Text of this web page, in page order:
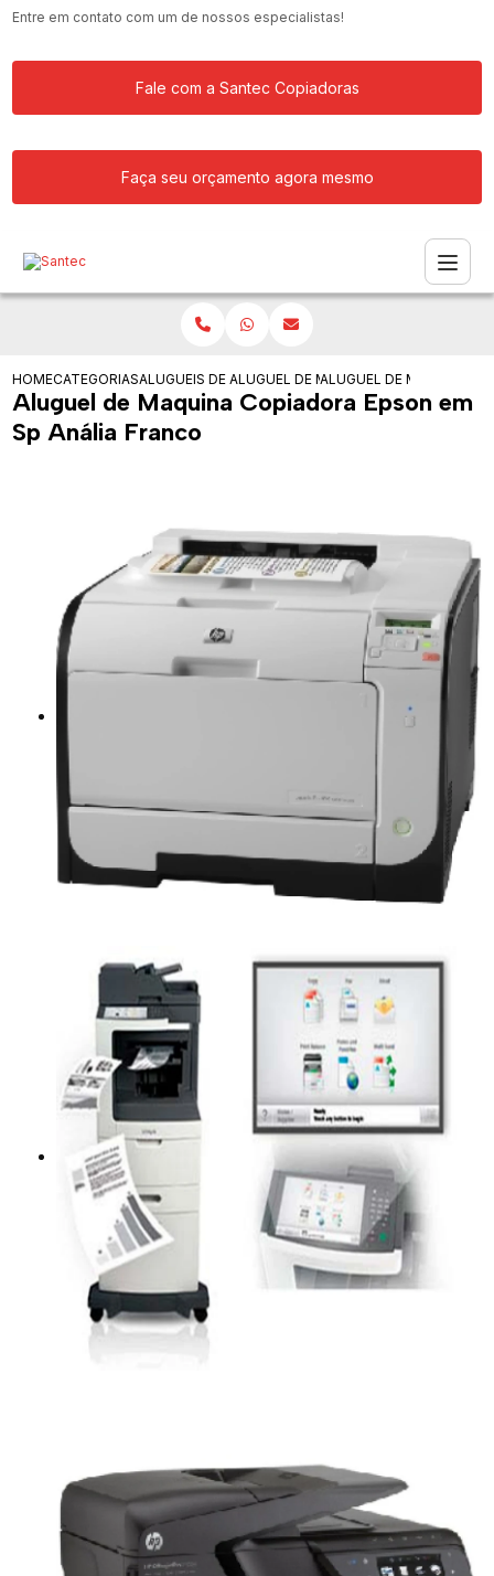
Entre em contato com um de nossos especialistas!
Fale com a Santec Copiadoras
Faça seu orçamento agora mesmo
HOMECATEGORIASALUGUEIS DE COPIADORASALUGUEL DE MAQUINA COPIADORA
ALUGUEL DE MAQUINA
Aluguel de Maquina Copiadora Epson em
Sp Anália Franco